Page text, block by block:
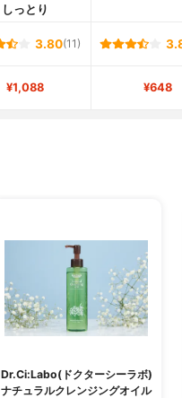
しっとり
3.80(11)
¥1,088 ¥648
Dr.Ci:Labo(ドクターシーラボ)
ナチュラルクレンジングオイル